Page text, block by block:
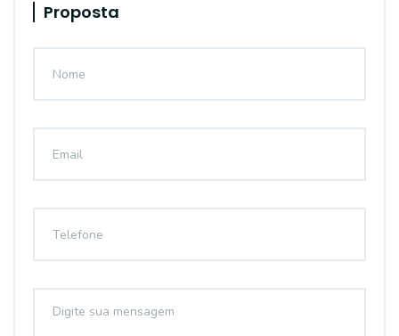
Proposta